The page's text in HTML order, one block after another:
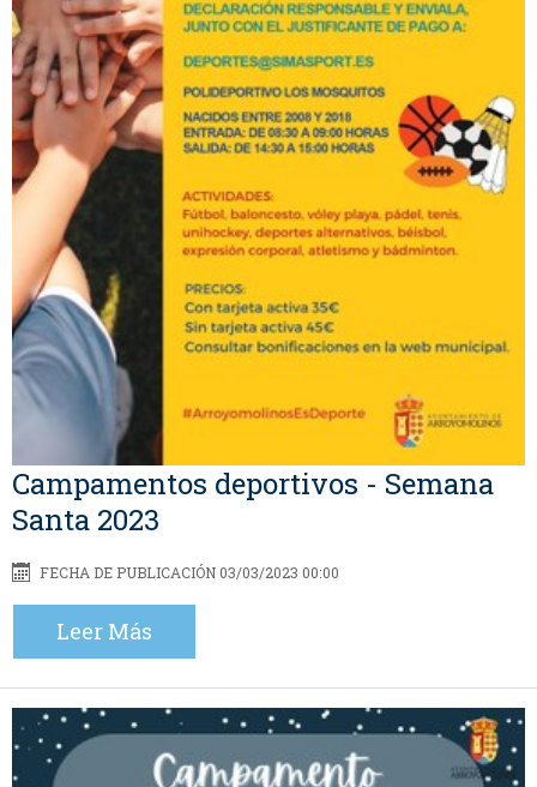
Campamentos deportivos - Semana
Santa 2023
FECHA DE PUBLICACIÓN 03/03/2023 00:00
Leer Más